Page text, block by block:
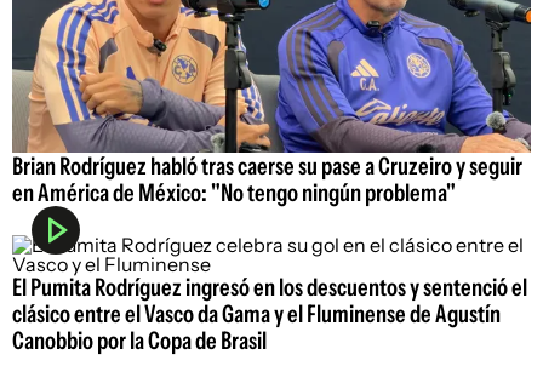
Brian Rodríguez habló tras caerse su pase a Cruzeiro y seguir
en América de México: "No tengo ningún problema"
El Pumita Rodríguez ingresó en los descuentos y sentenció el
clásico entre el Vasco da Gama y el Fluminense de Agustín
Canobbio por la Copa de Brasil